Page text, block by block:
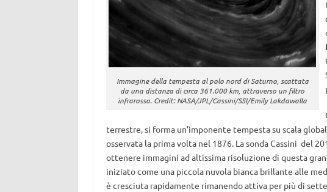
Immagine della tempesta al polo nord di Saturno, scattata
da una distanza di circa 361.000 km, attraverso un filtro
infrarosso. Credit: NASA/JPL/Cassini/SSI/Emily Lakdawalla
terrestre, si forma un’imponente tempesta su scala
osservata la prima volta nel 1876. La sonda Cassini del
ottenere immagini ad altissima risoluzione di questa
iniziato come una piccola nuvola bianca brillante alle
è cresciuta rapidamente rimanendo attiva per più di